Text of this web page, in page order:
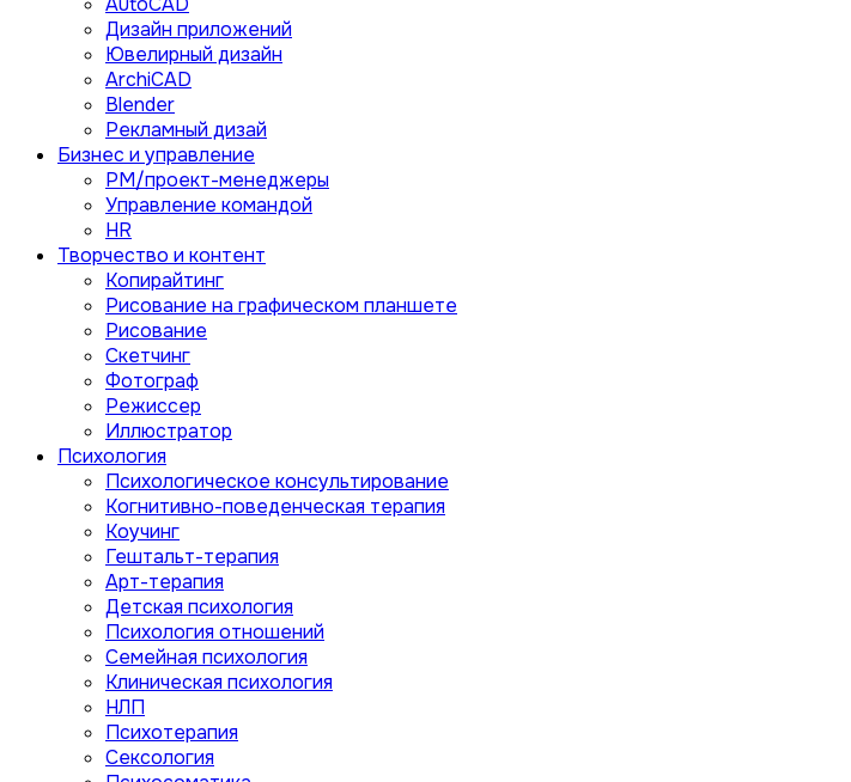
Дизайн приложений
Ювелирный дизайн
ArchiCAD
Blender
Рекламный дизай
Бизнес и управление
PM/проект-менеджеры
Управление командой
HR
Творчество и контент
Копирайтинг
Рисование на графическом планшете
Рисование
Скетчинг
Фотограф
Режиссер
Иллюстратор
Психология
Психологическое консультирование
Когнитивно-поведенческая терапия
Коучинг
Гештальт-терапия
Арт-терапия
Детская психология
Психология отношений
Семейная психология
Клиническая психология
НЛП
Психотерапия
Сексология